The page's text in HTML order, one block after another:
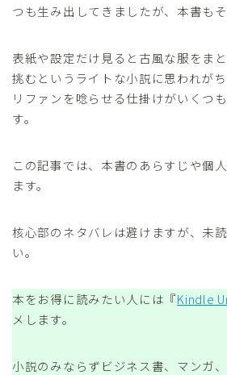
つも生み出してきましたが、本書もそ
表紙や設定だけ見ると古風な服をま
挑むというライトな小説に思われが
リファンを唸らせる仕掛けがいくつ
す。
この記事では、本書のあらすじや個
ます。
核心部のネタバレは避けますが、未
い。
本をお得に読みたい人には『Kindle
メします。
小説のみならずビジネス書、マンガ